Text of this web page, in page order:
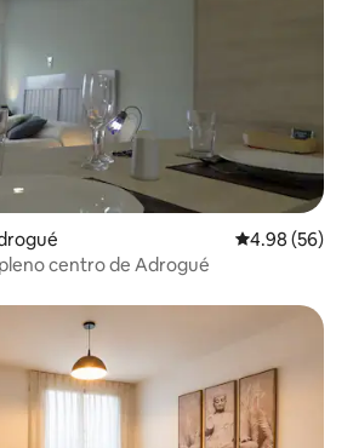
Calificación
4.98 (56)
centro de Adrogué